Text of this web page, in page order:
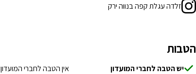
זלדה עגלת קפה בנווה ירק
הטבות
יש הטבה לחברי המועדון אין הטבה לחברי המועדון